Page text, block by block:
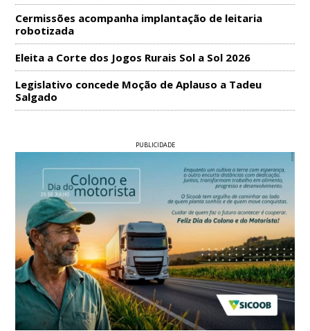
Cermissões acompanha implantação de leitaria
robotizada
Eleita a Corte dos Jogos Rurais Sol a Sol 2026
Legislativo concede Moção de Aplauso a Tadeu
Salgado
PUBLICIDADE